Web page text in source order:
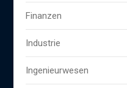
Finanzen
Industrie
Ingenieurwesen